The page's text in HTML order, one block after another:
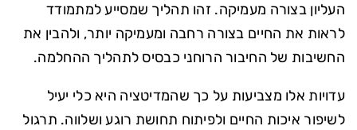
העליון בצורה מעמיקה. זהו תהליך שמסייע למתמודד
לראות את החיים בצורה רחבה ומעמיקה יותר, ולהבין את
החשיבות של החיבור הרוחני כבסיס לתהליך ההחלמה.
עדויות אלו מצביעות על כך שהמדיטציה היא כלי יעיל
לשיפור איכות החיים ולפיתוח תחושת רוגע ושלווה. תרגול